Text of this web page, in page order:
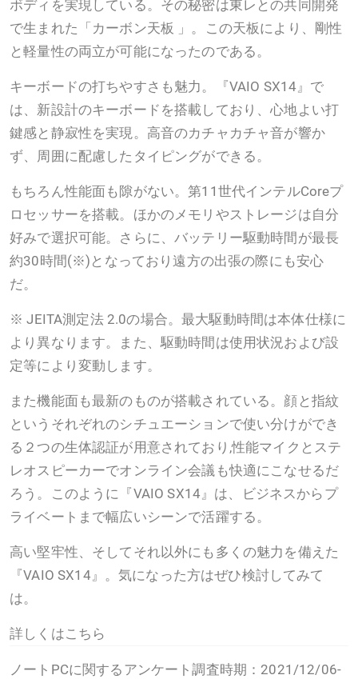
ボディを実現している。その秘密は東レとの共同開発
で生まれた「カーボン天板 」。この天板により、剛性
と軽量性の両立が可能になったのである。
キーボードの打ちやすさも魅力。『VAIO SX14』で
は、新設計のキーボードを搭載しており、心地よい打
鍵感と静寂性を実現。高音のカチャカチャ音が響か
ず、周囲に配慮したタイピングができる。
もちろん性能面も隙がない。第11世代インテルCoreプ
ロセッサーを搭載。ほかのメモリやストレージは自分
好みで選択可能。さらに、バッテリー駆動時間が最長
約30時間(※)となっており遠方の出張の際にも安心
だ。
※ JEITA測定法 2.0の場合。最大駆動時間は本体仕様に
より異なります。また、駆動時間は使用状況および設
定等により変動します。
また機能面も最新のものが搭載されている。顔と指紋
というそれぞれのシチュエーションで使い分けができ
る２つの生体認証が用意されており,性能マイクとステ
レオスピーカーでオンライン会議も快適にこなせるだ
ろう。このように『VAIO SX14』は、ビジネスからプ
ライベートまで幅広いシーンで活躍する。
高い堅牢性、そしてそれ以外にも多くの魅力を備えた
『VAIO SX14』。気になった方はぜひ検討してみて
は。
詳しくはこちら
ノートPCに関するアンケート調査時期：2021/12/06-